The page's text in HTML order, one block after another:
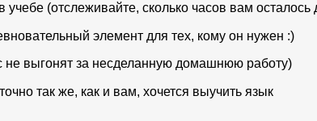
учебе (отслеживайте, сколько часов вам
элемент для тех, кому он нужен :)
не выгонят за несделанную домашнюю работу)
так же, как и вам, хочется выучить язык